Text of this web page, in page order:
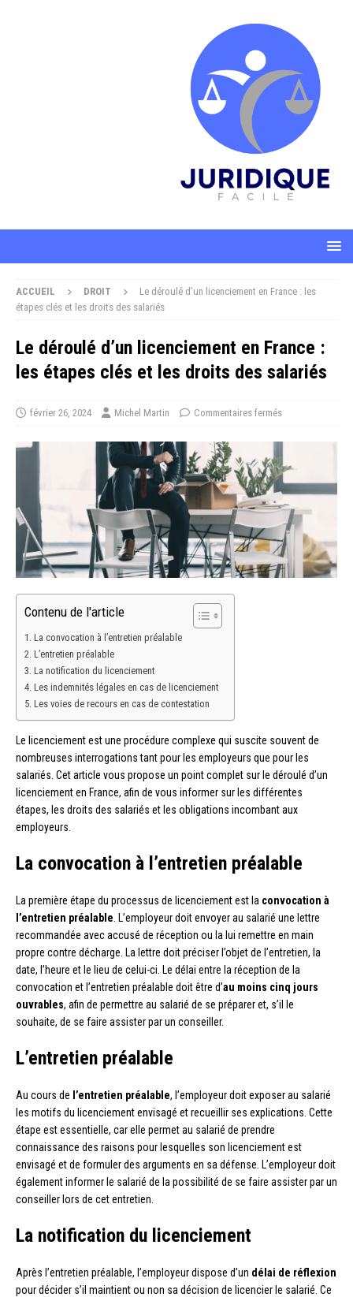
ACCUEIL DROIT
Le déroulé d’un licenciement en France : les
étapes clés et les droits des salariés
Le déroulé d’un licenciement en France :
les étapes clés et les droits des salariés
février 26, 2024 Michel Martin Commentaires fermés
Contenu de l'article
La convocation à l’entretien préalable
L’entretien préalable
La notification du licenciement
Les indemnités légales en cas de licenciement
Les voies de recours en cas de contestation
Le licenciement est une procédure complexe qui suscite souvent de
nombreuses interrogations tant pour les employeurs que pour les
salariés. Cet article vous propose un point complet sur le déroulé d’un
licenciement en France, afin de vous informer sur les différentes
étapes, les droits des salariés et les obligations incombant aux
employeurs.
La convocation à l’entretien préalable
La première étape du processus de licenciement est la convocation à
l’entretien préalable . L’employeur doit envoyer au salarié une lettre
recommandée avec accusé de réception ou la lui remettre en main
propre contre décharge. La lettre doit préciser l’objet de l’entretien, la
date, l’heure et le lieu de celui-ci. Le délai entre la réception de la
convocation et l’entretien préalable doit être d’au moins cinq jours
ouvrables, afin de permettre au salarié de se préparer et, s’il le
souhaite, de se faire assister par un conseiller.
L’entretien préalable
Au cours de l’entretien préalable, l’employeur doit exposer au salarié
les motifs du licenciement envisagé et recueillir ses explications. Cette
étape est essentielle, car elle permet au salarié de prendre
connaissance des raisons pour lesquelles son licenciement est
envisagé et de formuler des arguments en sa défense. L’employeur doit
également informer le salarié de la possibilité de se faire assister par un
conseiller lors de cet entretien.
La notification du licenciement
Après l’entretien préalable, l’employeur dispose d’un délai de réflexion
pour décider s’il maintient ou non sa décision de licencier le salarié. Ce